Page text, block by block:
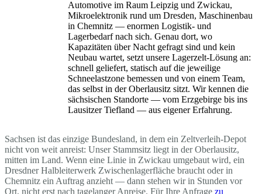
Automotive im Raum Leipzig und Zwickau,
Mikroelektronik rund um Dresden, Maschinenbau
in Chemnitz — enormen Logistik- und
Lagerbedarf nach sich. Genau dort, wo
Kapazitäten über Nacht gefragt sind und kein
Neubau wartet, setzt unsere Lagerzelt-Lösung an:
schnell geliefert, statisch auf die jeweilige
Schneelastzone bemessen und von einem Team,
das selbst in der Oberlausitz sitzt. Wir kennen die
sächsischen Standorte — vom Erzgebirge bis ins
Lausitzer Tiefland — aus eigener Erfahrung.
Sachsen ist das einzige Bundesland, in dem ein Zeltverleih-Depot
nicht von weit anreist: Unser Stammsitz liegt in der Oberlausitz,
mitten im Land. Wenn eine Linie in Zwickau umgebaut wird, ein
Dresdner Halbleiterwerk Zwischenlagerfläche braucht oder in
Chemnitz ein Auftrag anzieht — dann stehen wir in Stunden vor
Ort, nicht erst nach tagelanger Anreise. Für Ihre Anfrage zu